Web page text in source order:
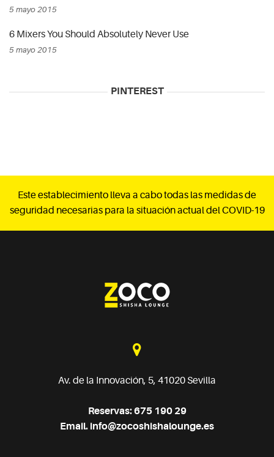
5 mayo 2015
6 Mixers You Should Absolutely Never Use
5 mayo 2015
PINTEREST
Este establecimiento lleva a cabo todas las medidas de
seguridad necesarias para la situación actual del COVID-19
Av. de la Innovación, 5, 41020 Sevilla
Reservas: 675 190 29
Email. info@zocoshishalounge.es